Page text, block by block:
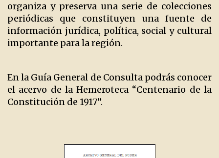
organiza y preserva una serie de colecciones
periódicas que constituyen una fuente de
información jurídica, política, social y cultural
importante para la región.
En la Guía General de Consulta podrás conocer
el acervo de la Hemeroteca “Centenario de la
Constitución de 1917”.